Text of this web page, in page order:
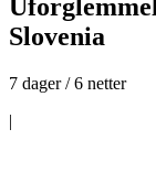
Slovenia
7 dager / 6 netter
|